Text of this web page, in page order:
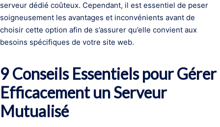
serveur dédié coûteux. Cependant, il est essentiel de peser
soigneusement les avantages et inconvénients avant de
choisir cette option afin de s’assurer qu’elle convient aux
besoins spécifiques de votre site web.
9 Conseils Essentiels pour Gérer
Efficacement un Serveur
Mutualisé